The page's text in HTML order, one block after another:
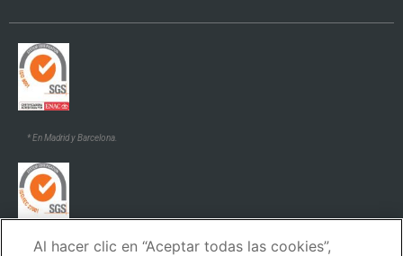
* En Madrid y Barcelona.
Al hacer clic en “Aceptar todas las cookies”,